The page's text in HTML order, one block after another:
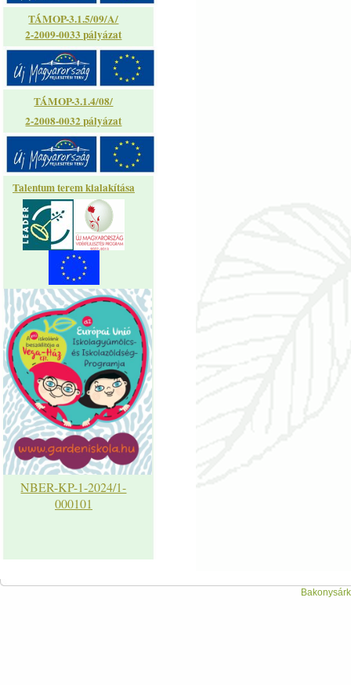
TÁMOP-3.1.5/09/A/
2-2009-0033 pályázat
TÁMOP-3.1.4/08/
2-2008-0032 pályázat
Talentum terem kialakítása
NBER-KP-1-2024/1-
000101